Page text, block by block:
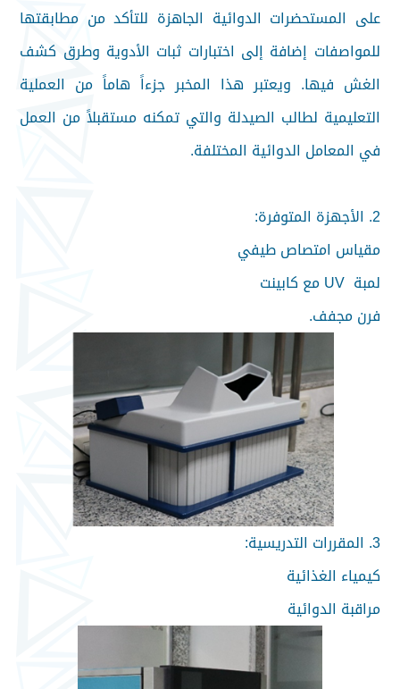
على المستحضرات الدوائية الجاهزة للتأكد من مطابقتها
للمواصفات إضافة إلى اختبارات ثبات الأدوية وطرق كشف
الغش فيها. ويعتبر هذا المخبر جزءاً هاماً من العملية
التعليمية لطالب الصيدلة والتي تمكنه مستقبلاً من العمل
في المعامل الدوائية المختلفة.
2. الأجهزة المتوفرة:
مقياس امتصاص طيفي
لمبة UV مع كابينت
فرن مجفف.
3. المقررات التدريسية:
كيمياء الغذائية
مراقبة الدوائية